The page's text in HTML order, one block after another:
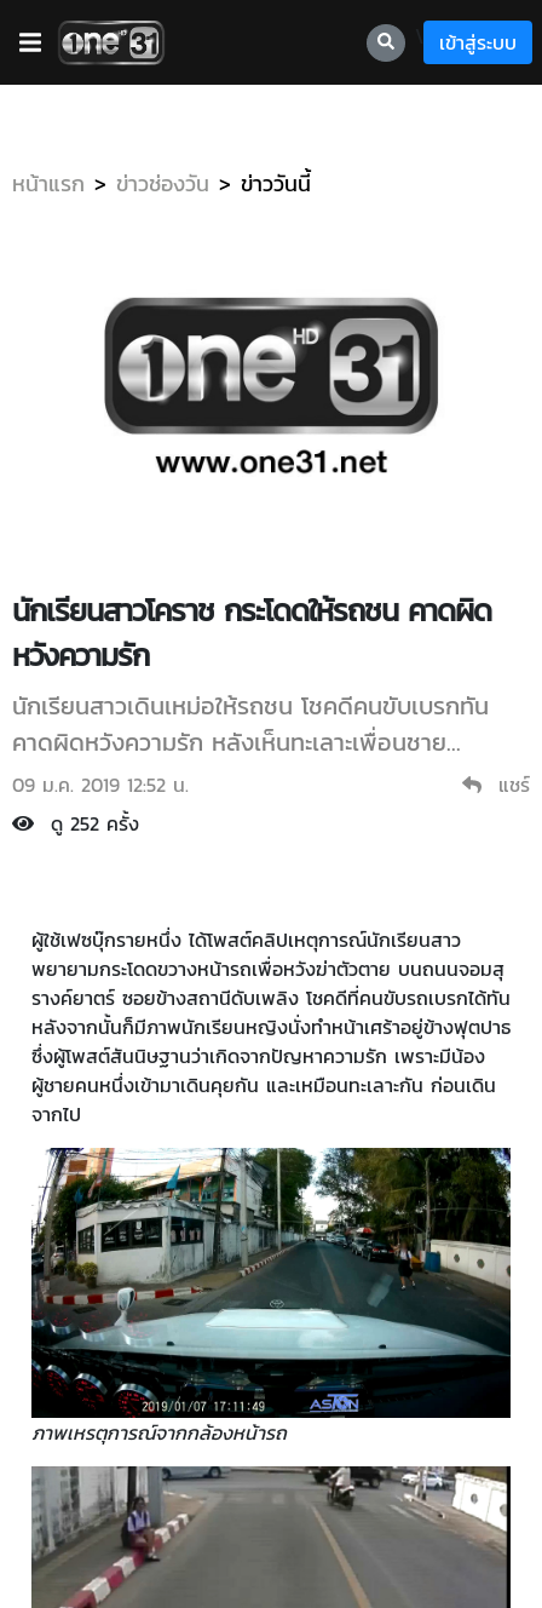
เข้าสู่ระบบ
หน้าแรก ข่าวช่องวัน ข่าววันนี้
นักเรียนสาวโคราช กระโดดให้รถชน คาดผิด
หวังความรัก
นักเรียนสาวเดินเหม่อให้รถชน โชคดีคนขับเบรกทัน
คาดผิดหวังความรัก หลังเห็นทะเลาะเพื่อนชาย...
09 ม.ค. 2019 12:52 น.
แชร์
ดู 252 ครั้ง
ผู้ใช้เฟซบุ๊กรายหนึ่ง ได้โพสต์คลิปเหตุการณ์นักเรียนสาว
พยายามกระโดดขวางหน้ารถเพื่อหวังฆ่าตัวตาย บนถนนจอมสุ
รางค์ยาตร์ ซอยข้างสถานีดับเพลิง โชคดีที่คนขับรถเบรกได้ทัน
หลังจากนั้นก็มีภาพนักเรียนหญิงนั่งทำหน้าเศร้าอยู่ข้างฟุตปาธ
ซึ่งผู้โพสต์สันนิษฐานว่าเกิดจากปัญหาความรัก เพราะมีน้อง
ผู้ชายคนหนึ่งเข้ามาเดินคุยกัน และเหมือนทะเลาะกัน ก่อนเดิน
จากไป
ภาพเหรตุการณ์จากกล้องหน้ารถ